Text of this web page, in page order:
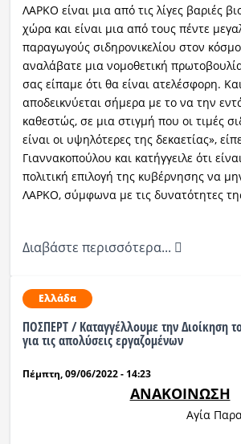
ΛΑΡΚΟ είναι μια από τις λίγες βαριές
χώρα και είναι μια από τους πέντε
παραγωγούς σιδηρονικελίου στον
αναλάβατε μια νομοθετική
σας είπαμε ότι θα είναι ατελέσφορη.
αποδεικνύεται σήμερα με το να την
καθεστώς, σε μια στιγμή που οι τιμές
είναι οι υψηλότερες της δεκαετίας»,
Γιαννακοπούλου και κατήγγειλε ότι
πολιτική επιλογή της κυβέρνησης να
ΛΑΡΚΟ, σύμφωνα με τις δυνατότητες
Διαβάστε περισσότερα...
Ελλάδα
ΠΟΣΠΕΡΤ / Καταγγέλλουμε την Διοίκηση
για τις απολύσεις εργαζομένων
Πέμπτη, 09/06/2022 - 14:23
ΑΝΑΚΟΙΝΩΣΗ
Αγία